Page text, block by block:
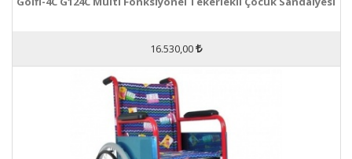
16.530,00